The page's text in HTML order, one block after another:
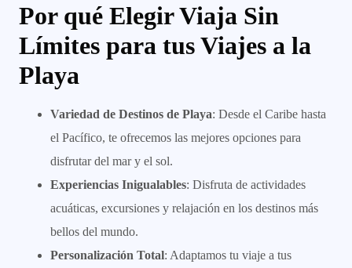
Por qué Elegir Viaja Sin
Límites para tus Viajes a la
Playa
Variedad de Destinos de Playa: Desde el Caribe hasta
el Pacífico, te ofrecemos las mejores opciones para
disfrutar del mar y el sol.
Experiencias Inigualables: Disfruta de actividades
acuáticas, excursiones y relajación en los destinos más
bellos del mundo.
Personalización Total: Adaptamos tu viaje a tus